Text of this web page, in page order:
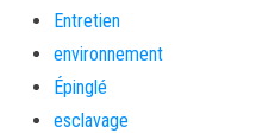
Entretien
environnement
Épinglé
esclavage